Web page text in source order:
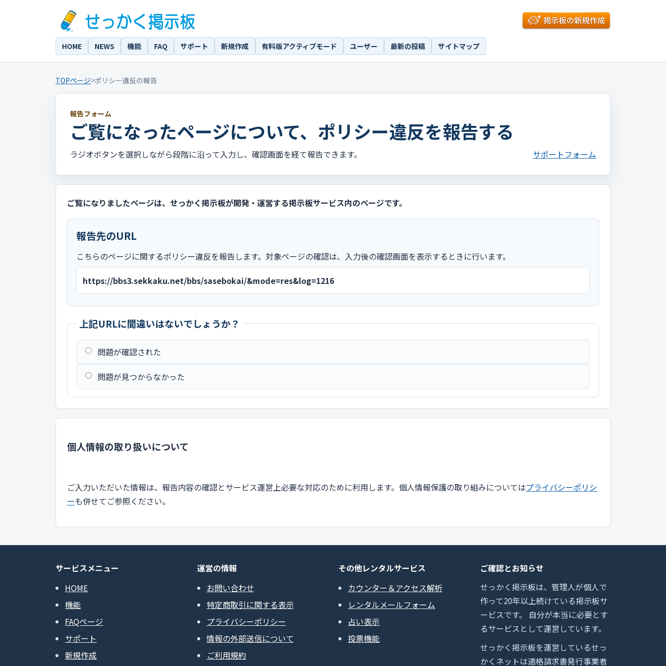
HOME NEWS 機能 FAQ サポート 新規作成 有料版アクティブモード ユーザー 最新の投稿 サイトマップ
TOPページ>ポリシー違反の報告
報告フォーム
ご覧になったページについて、ポリシー違反を報告する
ラジオボタンを選択しながら段階に沿って入力し、確認画面を経て報告できます。 サポートフォーム
ご覧になりましたページは、せっかく掲示板が開発・運営する掲示板サービス内のページです。
報告先のURL
こちらのページに関するポリシー違反を報告します。対象ページの確認は、入力後の確認画面を表示するときに行います。
https://bbs3.sekkaku.net/bbs/sasebokai/&mode=res&log=1216
上記URLに間違いはないでしょうか？
問題が確認された
問題が見つからなかった
個人情報の取り扱いについて
ご入力いただいた情報は、報告内容の確認とサービス運営上必要な対応のために利用します。個人情報保護の取り組みについてはプライバシーポリシ
ーも併せてご参照ください。
サービスメニュー
HOME
機能
FAQページ
サポート
新規作成
運営の情報
お問い合わせ
特定商取引に関する表示
プライバシーポリシー
情報の外部送信について
ご利用規約
その他レンタルサービス
カウンター＆アクセス解析
レンタルメールフォーム
占い表示
投票機能
ご確認とお知らせ
せっかく掲示板は、管理人が個人で
作って20年以上続けている掲示板サ
ービスです。 自分が本当に必要とす
るサービスとして運営しています。
せっかく掲示板を運営しているせっ
かくネットは適格請求書発行事業者